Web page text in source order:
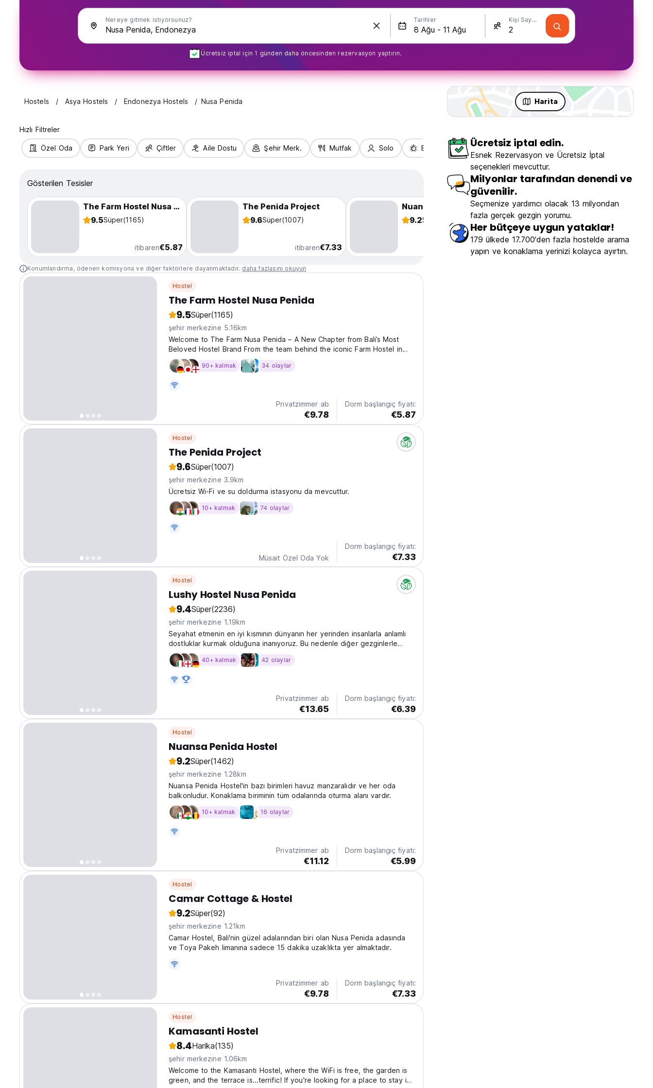
Nereye gitmek istiyorsunuz? Tarihler Kişi Sayısı
Ücretsiz iptal için 1 günden daha öncesinden rezervasyon yaptırın.
Hostels Asya Hostels Endonezya Hostels Nusa Penida Harita
Hızlı Filtreler
Özel Oda Park Yeri Çiftler Aile Dostu Şehir Merk. Mutfak Solo Eğlence
Gösterilen Tesisler
The Farm Hostel Nusa Penida
9.5Süper(1165)
itibaren€5.87
The Penida Project
9.6Süper(1007)
itibaren€7.33
Nuansa Penida Hostel
9.2Süper
€5.99
Konumlandırma, ödenen komisyona ve diğer faktörlere dayanmaktadır. daha fazlasını okuyun
Hostel
The Farm Hostel Nusa Penida
9.5Süper(1165)
şehir merkezine 5.16km
Welcome to The Farm Nusa Penida – A New Chapter from Bali’s Most
Beloved Hostel Brand From the team behind the iconic Farm Hostel in
Canggu, The Farm Nusa Penida brings the same high-quality vibes to one
of Indonesia’s most stunning islands. Opened in 2025,...
90+ kalmak 34 olaylar
Privatzimmer ab
€9.78
Dorm başlangıç fiyatı:
€5.87
Hostel
The Penida Project
9.6Süper(1007)
şehir merkezine 3.9km
Ücretsiz Wi-Fi ve su doldurma istasyonu da mevcuttur.
10+ kalmak 74 olaylar
Müsait Özel Oda Yok
Dorm başlangıç fiyatı:
€7.33
Hostel
Lushy Hostel Nusa Penida
9.4Süper(2236)
şehir merkezine 1.19km
Seyahat etmenin en iyi kısmının dünyanın her yerinden insanlarla anlamlı
dostluklar kurmak olduğuna inanıyoruz. Bu nedenle diğer gezginlerle
tanışmayı kolaylaştıran bir atmosfer yarattık.
40+ kalmak 42 olaylar
Privatzimmer ab
€13.65
Dorm başlangıç fiyatı:
€6.39
Hostel
Nuansa Penida Hostel
9.2Süper(1462)
şehir merkezine 1.28km
Nuansa Penida Hostel'in bazı birimleri havuz manzaralıdır ve her oda
balkonludur. Konaklama biriminin tüm odalarında oturma alanı vardır.
10+ kalmak 16 olaylar
Privatzimmer ab
€11.12
Dorm başlangıç fiyatı:
€5.99
Hostel
Camar Cottage & Hostel
9.2Süper(92)
şehir merkezine 1.21km
Camar Hostel, Bali'nin güzel adalarından biri olan Nusa Penida adasında
ve Toya Pakeh limanına sadece 15 dakika uzaklıkta yer almaktadır.
Privatzimmer ab
€9.78
Dorm başlangıç fiyatı:
€7.33
Hostel
Kamasanti Hostel
8.4Harika(135)
şehir merkezine 1.06km
Welcome to the Kamasanti Hostel, where the WiFi is free, the garden is
green, and the terrace is...terrific! If you're looking for a place to stay in
Ücretsiz iptal edin.
Esnek Rezervasyon ve Ücretsiz İptal
seçenekleri mevcuttur.
Milyonlar tarafından denendi ve
güvenilir.
Seçmenize yardımcı olacak 13 milyondan
fazla gerçek gezgin yorumu.
Her bütçeye uygun yataklar!
179 ülkede 17.700'den fazla hostelde arama
yapın ve konaklama yerinizi kolayca ayırtın.